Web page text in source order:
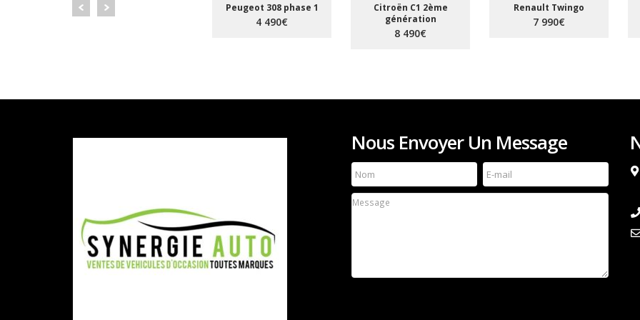
Peugeot 308 phase 1
4 490€
Citroën C1 2ème
génération
8 490€
Renault Twingo
7 990€
Nous Envoyer Un Message